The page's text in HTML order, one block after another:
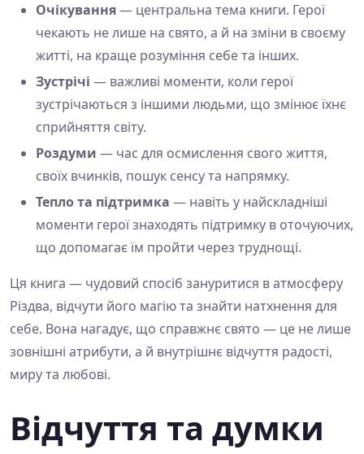
Очікування— центральна тема книги. Герої
чекають не лише на свято, а й на зміни в своєму
житті, на краще розуміння себе та інших.
Зустрічі — важливі моменти, коли герої
зустрічаються з іншими людьми, що змінює їхнє
сприйняття світу.
Роздуми — час для осмислення свого життя,
своїх вчинків, пошук сенсу та напрямку.
Тепло та підтримка — навіть у найскладніші
моменти герої знаходять підтримку в оточуючих,
що допомагає їм пройти через труднощі.
Ця книга — чудовий спосіб зануритися в атмосферу
Різдва, відчути його магію та знайти натхнення для
себе. Вона нагадує, що справжнє свято — це не лише
зовнішні атрибути, а й внутрішнє відчуття радості,
миру та любові.
Відчуття та думки